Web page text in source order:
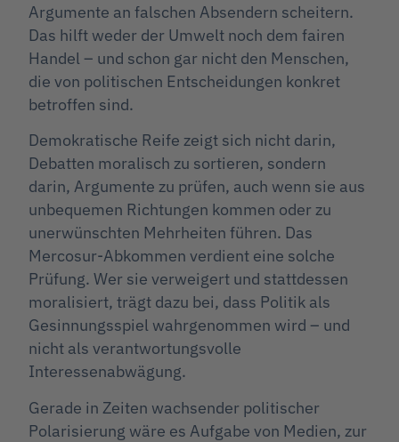
Argumente an falschen Absendern scheitern.
Das hilft weder der Umwelt noch dem fairen
Handel – und schon gar nicht den Menschen,
die von politischen Entscheidungen konkret
betroffen sind.
Demokratische Reife zeigt sich nicht darin,
Debatten moralisch zu sortieren, sondern
darin, Argumente zu prüfen, auch wenn sie aus
unbequemen Richtungen kommen oder zu
unerwünschten Mehrheiten führen. Das
Mercosur-Abkommen verdient eine solche
Prüfung. Wer sie verweigert und stattdessen
moralisiert, trägt dazu bei, dass Politik als
Gesinnungsspiel wahrgenommen wird – und
nicht als verantwortungsvolle
Interessenabwägung.
Gerade in Zeiten wachsender politischer
Polarisierung wäre es Aufgabe von Medien, zur